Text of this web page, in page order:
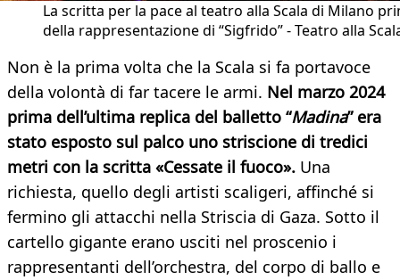
La scritta per la pace al teatro alla Scala di Milano
della rappresentazione di “Sigfrido” - Teatro alla
Non è la prima volta che la Scala si fa portavoce
della volontà di far tacere le armi. Nel marzo 2024
prima dell’ultima replica del balletto “Madina” era
stato esposto sul palco uno striscione di tredici
metri con la scritta «Cessate il fuoco». Una
richiesta, quello degli artisti scaligeri, affinché si
fermino gli attacchi nella Striscia di Gaza. Sotto il
cartello gigante erano usciti nel proscenio i
rappresentanti dell’orchestra, del corpo di ballo e